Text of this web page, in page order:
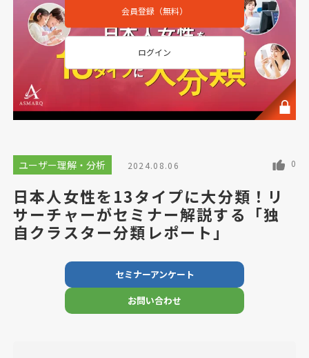
会員登録（無料）
ログイン
ユーザー理解・分析 2024.08.06 0
日本人女性を13タイプに大分類！リ
サーチャーがセミナー解説する「独
自クラスター分類レポート」
セミナーアンケート
お問い合わせ